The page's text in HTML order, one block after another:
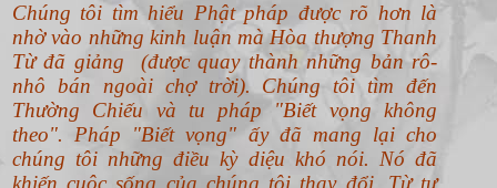
Chúng tôi tìm hiểu Phật pháp được rõ hơn là
nhờ vào những kinh luận mà Hòa thượng Thanh
Từ đã giảng (được quay thành những bản rô-
nhô bán ngoài chợ trời). Chúng tôi tìm đến
Thường Chiếu và tu pháp "Biết vọng không
theo".Pháp "Biết vọng" ấy đã mang lại cho
chúng tôi những điều kỳ diệu khó nói. Nó đã
khiến cuộc sống của chúng tôi thay đổi. Từ tư